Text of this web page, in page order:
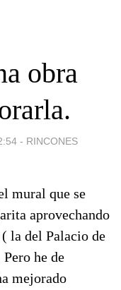
obra
- RINCONES
mural que se
aprovechando
la del Palacio de
he de
mejorado